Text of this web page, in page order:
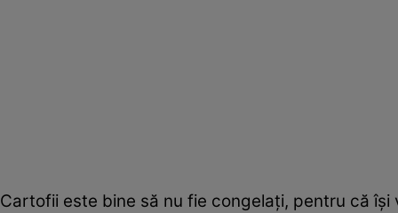
Cartofii este bine să nu fie congelaţi, pentru că